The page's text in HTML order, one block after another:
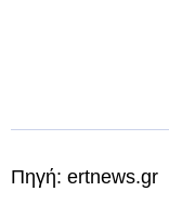
Πηγή: ertnews.gr